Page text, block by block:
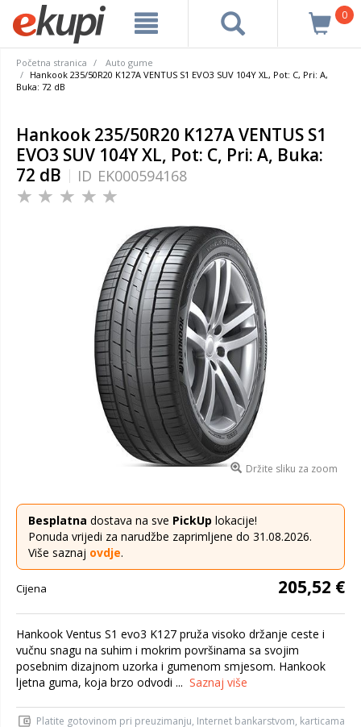
0
Početna stranica
Auto gume
Hankook 235/50R20 K127A VENTUS S1 EVO3 SUV 104Y XL, Pot: C, Pri: A,
Buka: 72 dB
Hankook 235/50R20 K127A VENTUS S1
EVO3 SUV 104Y XL, Pot: C, Pri: A, Buka:
72 dB
ID EK000594168
Držite sliku za zoom
Besplatna dostava na sve PickUp lokacije!
Ponuda vrijedi za narudžbe zaprimljene do 31.08.2026.
Više saznaj ovdje.
Cijena 205,52 €
Hankook Ventus S1 evo3 K127 pruža visoko držanje ceste i
vučnu snagu na suhim i mokrim površinama sa svojim
posebnim dizajnom uzorka i gumenom smjesom. Hankook
ljetna guma, koja brzo odvodi ... Saznaj više
Platite gotovinom pri preuzimanju, Internet bankarstvom, karticama